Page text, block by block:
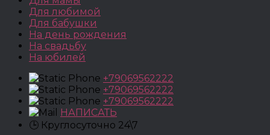
Для любимой
Для бабушки
На день рождения
На свадьбу
На юбилей
+79069562222
+79069562222
+79069562222
НАПИСАТЬ
🕒 Круглосуточно 24\7